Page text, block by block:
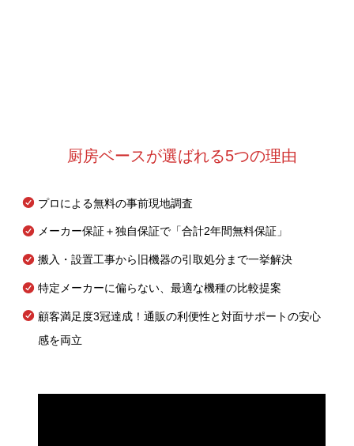
厨房ベースが選ばれる5つの理由
プロによる無料の事前現地調査
メーカー保証＋独自保証で「合計2年間無料保証」
搬入・設置工事から旧機器の引取処分まで一挙解決
特定メーカーに偏らない、最適な機種の比較提案
顧客満足度3冠達成！通販の利便性と対面サポートの安心
感を両立